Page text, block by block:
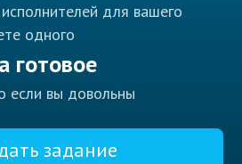
для вашего
одного
готовое
если вы довольны
задание